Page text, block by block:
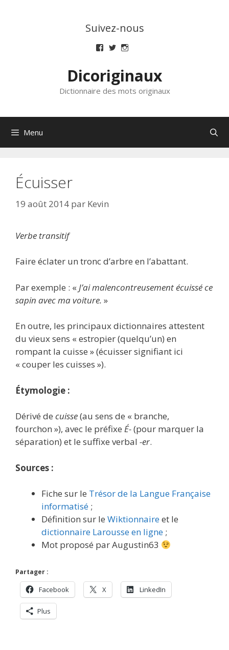
Suivez-nous
Voir
de
dicoriginaux
sur
Facebook
Voir
de
dicoriginaux
sur
Twitter
de
dicoriginaux
sur
Instagram
Dicoriginaux
Dictionnaire des mots originaux
Menu
Écuisser
19 août 2014 par Kevin
Verbe transitif
Faire éclater un tronc d’arbre en l’abattant.
Par exemple : « J’ai malencontreusement écuissé ce
sapin avec ma voiture. »
En outre, les principaux dictionnaires attestent
du vieux sens « estropier (quelqu’un) en
rompant la cuisse » (écuisser signifiant ici
« couper les cuisses »).
Étymologie :
Dérivé de cuisse(au sens de « branche,
fourchon »), avec le préfixe É-(pour marquer la
séparation) et le suffixe verbal -er.
Sources :
Fiche sur le Trésor de la Langue Française
informatisé ;
Définition sur le Wiktionnaireet le
dictionnaire Larousse en ligne ;
Mot proposé par Augustin63
Partager :
Facebook X LinkedIn
Plus